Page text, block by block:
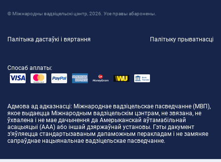
© Міжнародны вадзіцельскі цэнтр, 2026. Усе правы абаронены.
Палітыка дастаўкі і вяртання Палітыку прыватнасці
Спосаб аплаты:
Адмова ад адказнасці: Міжнароднае вадзіцельскае пасведчанне (МВП),
якое выдаецца Міжнародным вадзіцельскім цэнтрам, не звязана, не
ўхвалена і не мае дачынення да Амерыканскай аўтамабільнай
асацыяцыі (AAA) або іншай дзяржаўнай установы. Гэты дакумент
з’яўляецца стандартызаваным дапаможным перакладам і не замяняе
сапраўднае нацыянальнае вадзіцельскае пасведчанне.